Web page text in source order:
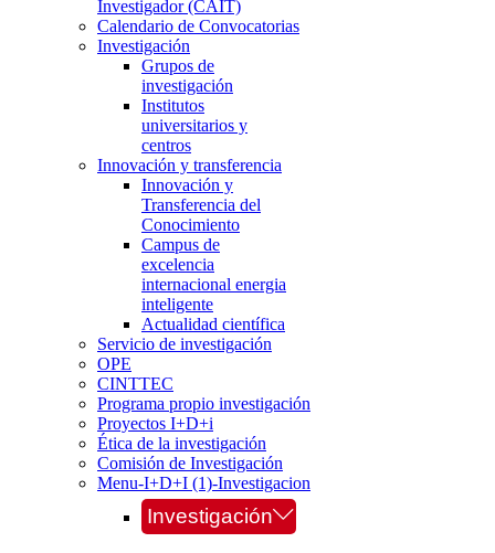
Investigador (CAIT)
Calendario de Convocatorias
Investigación
Grupos de
investigación
Institutos
universitarios y
centros
Innovación y transferencia
Innovación y
Transferencia del
Conocimiento
Campus de
excelencia
internacional energia
inteligente
Actualidad científica
Servicio de investigación
OPE
CINTTEC
Programa propio investigación
Proyectos I+D+i
Ética de la investigación
Comisión de Investigación
Menu-I+D+I (1)-Investigacion
Investigación